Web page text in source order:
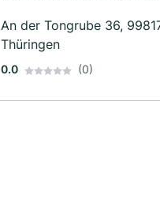
An der Tongrube 36,
Thüringen
0.0 (0)